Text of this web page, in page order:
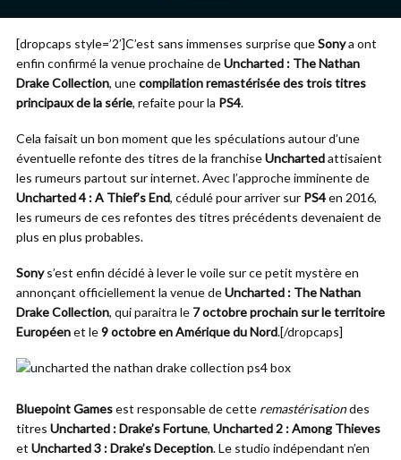
[dropcaps style=’2′]C’est sans immenses surprise queSonya ont
enfin confirmé la venue prochaine deUncharted : The Nathan
Drake Collection, unecompilation remastérisée des trois titres
principaux de la série, refaite pour la PS4.
Cela faisait un bon moment que les spéculations autour d’une
éventuelle refonte des titres de la franchiseUnchartedattisaient
les rumeurs partout sur internet. Avec l’approche imminente de
Uncharted 4 : A Thief’s End, cédulé pour arriver sur PS4en 2016,
les rumeurs de ces refontes des titres précédents devenaient de
plus en plus probables.
Sonys’est enfin décidé à lever le voile sur ce petit mystère en
annonçant officiellement la venue deUncharted : The Nathan
Drake Collection, qui paraitra le 7 octobre prochain sur le territoire
Européenet le9 octobre en Amérique du Nord.[/dropcaps]
Bluepoint Gamesest responsable de cette remastérisationdes
titres Uncharted : Drake’s Fortune, Uncharted 2 : Among Thieves
et Uncharted 3 : Drake’s Deception. Le studio indépendant n’en